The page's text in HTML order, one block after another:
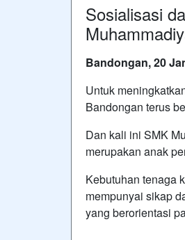
Sosialisasi
Bandongan, 20
Untuk
Bandongan terus
Dan kali ini SMK
merupakan anak
Kebutuhan tenaga
mempunyai sikap
yang berorientasi